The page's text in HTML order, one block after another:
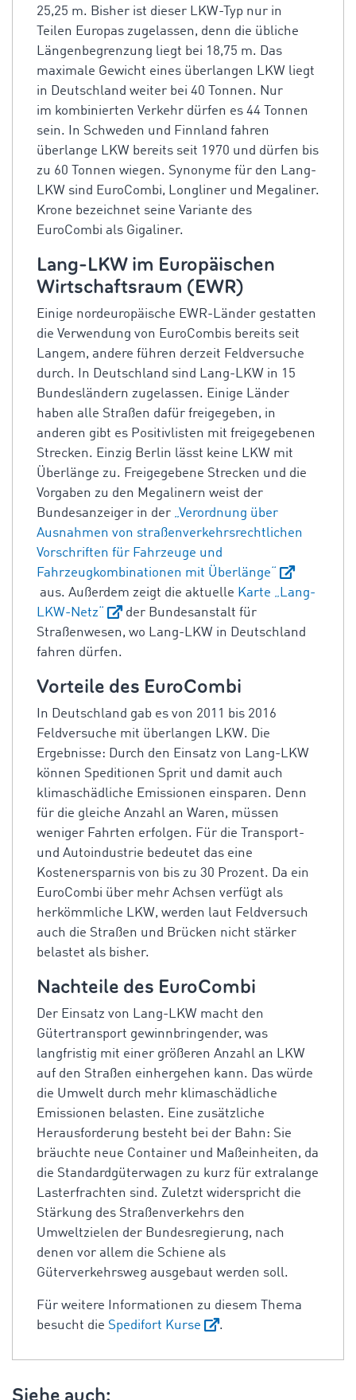
25,25 m. Bisher ist dieser LKW-Typ nur in
Teilen Europas zugelassen, denn die übliche
Längenbegrenzung liegt bei 18,75 m. Das
maximale Gewicht eines überlangen LKW liegt
in Deutschland weiter bei 40 Tonnen. Nur
im kombinierten Verkehr dürfen es 44 Tonnen
sein. In Schweden und Finnland fahren
überlange LKW bereits seit 1970 und dürfen bis
zu 60 Tonnen wiegen. Synonyme für den Lang-
LKW sind EuroCombi, Longliner und Megaliner.
Krone bezeichnet seine Variante des
EuroCombi als Gigaliner.
Lang-LKW im Europäischen
Wirtschaftsraum (EWR)
Einige nordeuropäische EWR-Länder gestatten
die Verwendung von EuroCombis bereits seit
Langem, andere führen derzeit Feldversuche
durch. In Deutschland sind Lang-LKW in 15
Bundesländern zugelassen. Einige Länder
haben alle Straßen dafür freigegeben, in
anderen gibt es Positivlisten mit freigegebenen
Strecken. Einzig Berlin lässt keine LKW mit
Überlänge zu. Freigegebene Strecken und die
Vorgaben zu den Megalinern weist der
Bundesanzeiger in der „Verordnung über
Ausnahmen von straßenverkehrsrechtlichen
Vorschriften für Fahrzeuge und
Fahrzeugkombinationen mit Überlänge“
aus. Außerdem zeigt die aktuelle Karte „Lang-
LKW-Netz“
der Bundesanstalt für
Straßenwesen, wo Lang-LKW in Deutschland
fahren dürfen.
Vorteile des EuroCombi
In Deutschland gab es von 2011 bis 2016
Feldversuche mit überlangen LKW. Die
Ergebnisse: Durch den Einsatz von Lang-LKW
können Speditionen Sprit und damit auch
klimaschädliche Emissionen einsparen. Denn
für die gleiche Anzahl an Waren, müssen
weniger Fahrten erfolgen. Für die Transport-
und Autoindustrie bedeutet das eine
Kostenersparnis von bis zu 30 Prozent. Da ein
EuroCombi über mehr Achsen verfügt als
herkömmliche LKW, werden laut Feldversuch
auch die Straßen und Brücken nicht stärker
belastet als bisher.
Nachteile des EuroCombi
Der Einsatz von Lang-LKW macht den
Gütertransport gewinnbringender, was
langfristig mit einer größeren Anzahl an LKW
auf den Straßen einhergehen kann. Das würde
die Umwelt durch mehr klimaschädliche
Emissionen belasten. Eine zusätzliche
Herausforderung besteht bei der Bahn: Sie
bräuchte neue Container und Maßeinheiten, da
die Standardgüterwagen zu kurz für extralange
Lasterfrachten sind. Zuletzt widerspricht die
Stärkung des Straßenverkehrs den
Umweltzielen der Bundesregierung, nach
denen vor allem die Schiene als
Güterverkehrsweg ausgebaut werden soll.
Für weitere Informationen zu diesem Thema
besucht die Spedifort Kurse .